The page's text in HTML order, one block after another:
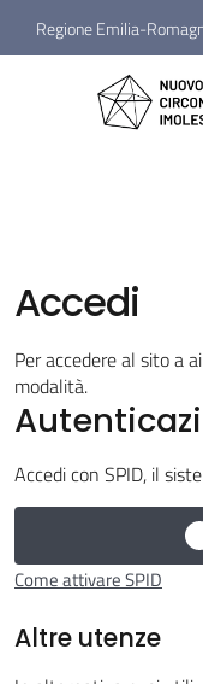
Vai al contenuto
Vai alla navigazione
Vai al footer
Regione Emilia-
Nuovo
Sanzioni
online
Prenotazioni
online
Accedi
Per accedere al sito a
modalità.
Accedi con SPID, il
Come attivare SPID
Altre utenze